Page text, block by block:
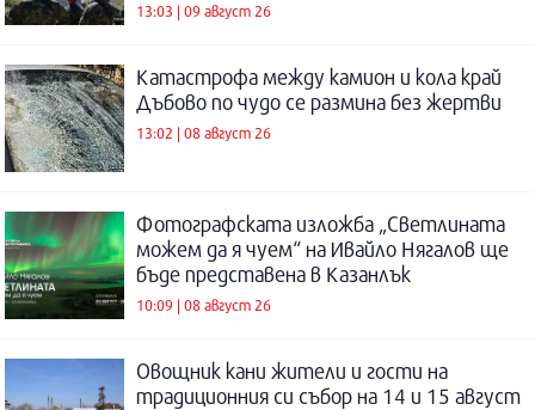
13:03 | 09 август 26
Катастрофа между камион и кола край
Дъбово по чудо се размина без жертви
13:02 | 08 август 26
Фотографската изложба „Светлината
можем да я чуем“ на Ивайло Нягалов ще
бъде представена в Казанлък
10:09 | 08 август 26
Овощник кани жители и гости на
традиционния си събор на 14 и 15 август